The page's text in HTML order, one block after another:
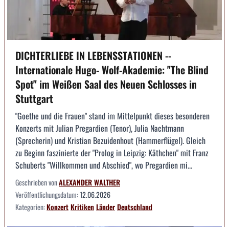
DICHTERLIEBE IN LEBENSSTATIONEN --
Internationale Hugo- Wolf-Akademie: "The Blind
Spot" im Weißen Saal des Neuen Schlosses in
Stuttgart
"Goethe und die Frauen" stand im Mittelpunkt dieses besonderen
Konzerts mit Julian Pregardien (Tenor), Julia Nachtmann
(Sprecherin) und Kristian Bezuidenhout (Hammerflügel). Gleich
zu Beginn faszinierte der "Prolog in Leipzig: Käthchen" mit Franz
Schuberts "Willkommen und Abschied", wo Pregardien mi...
Geschrieben vonALEXANDER WALTHER
Veröffentlichungsdatum:12.06.2026
Kategorien:KonzertKritikenLänderDeutschland